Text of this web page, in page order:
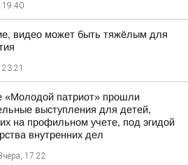
19:40
видео может быть тяжёлым для
23:21
«Молодой патриот» прошли
выступления для детей,
на профильном учете, под эгидой
внутренних дел
17:22